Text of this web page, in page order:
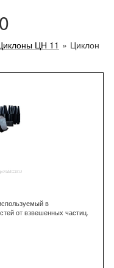
ЦН 11 » Циклон
в
от взвешенных частиц.